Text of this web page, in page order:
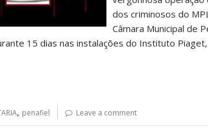
dos criminosos do
Câmara Municipal de
15 dias nas instalações do Instituto
, penafiel Leave a comment